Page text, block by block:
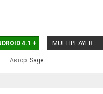
4.1 + MULTIPLAYER
Автор: Sage